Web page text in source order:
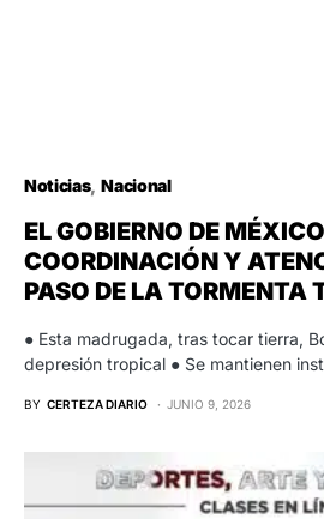
Noticias Nacional
EL GOBIERNO DE
COORDINACIÓN Y
PASO DE LA TORMENTA
● Esta madrugada, tras tocar tierra,
depresión tropical ● Se mantienen
BY CERTEZA DIARIO JUNIO 9, 2026